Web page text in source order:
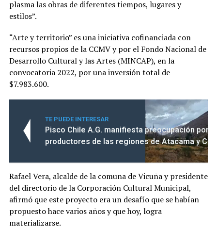
plasma las obras de diferentes tiempos, lugares y
estilos”.
“Arte y territorio” es una iniciativa cofinanciada con
recursos propios de la CCMV y por el Fondo Nacional de
Desarrollo Cultural y las Artes (MINCAP), en la
convocatoria 2022, por una inversión total de
$7.983.600.
TE PUEDE INTERESAR
Pisco Chile A.G. manifiesta preocupación por
productores de las regiones de Atacama y
Rafael Vera, alcalde de la comuna de Vicuña y presidente
del directorio de la Corporación Cultural Municipal,
afirmó que este proyecto era un desafío que se habían
propuesto hace varios años y que hoy, logra
materializarse.